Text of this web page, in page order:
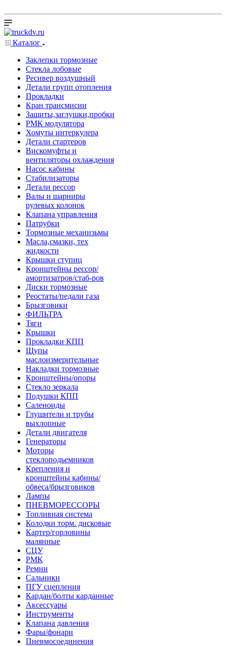
Каталог
Заклепки тормозные
Стекла лобовые
Ресивер воздушный
Детали групп отопления
Прокладки
Кран трансмисии
Защиты,заглушки,пробки
РМК модулятора
Хомуты интеркулера
Детали стартеров
Вискомуфты и
вентиляторы охлаждения
Насос кабины
Стабилизаторы
Детали рессор
Валы и шарниры
рулевых колонок
Клапана управления
Патрубки
Тормозные механизьмы
Масла,смазки, тех
жидкости
Крышки ступиц
Кронштейны рессор/
амортизатров/стаб-ров
Диски тормозные
Реостаты/педали газа
Брызговики
ФИЛЬТРА
Тяги
Крышки
Прокладки КПП
Щупы
маслоизмерительные
Накладки тормозные
Кронштейны/опоры
Стекло зеркала
Подушки КПП
Саленоиды
Глушители и трубы
выхлопные
Детали двигателя
Генераторы
Моторы
стеклоподьемников
Крепления и
кронштейны кабины/
обвеса/брызговиков
Лампы
ПНЕВМОРЕССОРЫ
Топливная система
Колодки торм. дисковые
Картер/горловины
малянные
СЦУ
РМК
Ремни
Сальники
ПГУ сцепления
Кардан/болты карданные
Аксессуары
Инструменты
Клапана давления
Фары/фонари
Пневмосоединения